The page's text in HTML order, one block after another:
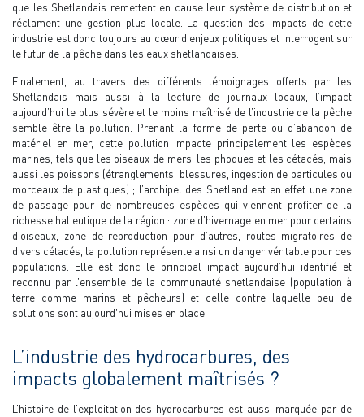
que les Shetlandais remettent en cause leur système de distribution et
réclament une gestion plus locale. La question des impacts de cette
industrie est donc toujours au cœur d’enjeux politiques et interrogent sur
le futur de la pêche dans les eaux shetlandaises.
Finalement, au travers des différents témoignages offerts par les
Shetlandais mais aussi à la lecture de journaux locaux, l’impact
aujourd’hui le plus sévère et le moins maîtrisé de l’industrie de la pêche
semble être la pollution. Prenant la forme de perte ou d’abandon de
matériel en mer, cette pollution impacte principalement les espèces
marines, tels que les oiseaux de mers, les phoques et les cétacés, mais
aussi les poissons (étranglements, blessures, ingestion de particules ou
morceaux de plastiques) ; l’archipel des Shetland est en effet une zone
de passage pour de nombreuses espèces qui viennent profiter de la
richesse halieutique de la région : zone d’hivernage en mer pour certains
d’oiseaux, zone de reproduction pour d’autres, routes migratoires de
divers cétacés, la pollution représente ainsi un danger véritable pour ces
populations. Elle est donc le principal impact aujourd’hui identifié et
reconnu par l’ensemble de la communauté shetlandaise (population à
terre comme marins et pêcheurs) et celle contre laquelle peu de
solutions sont aujourd’hui mises en place.
L’industrie des hydrocarbures, des
impacts globalement maîtrisés ?
L’histoire de l’exploitation des hydrocarbures est aussi marquée par de